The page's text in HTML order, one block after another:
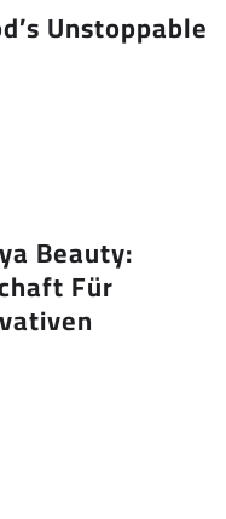
Unstoppable
Beauty:
Für